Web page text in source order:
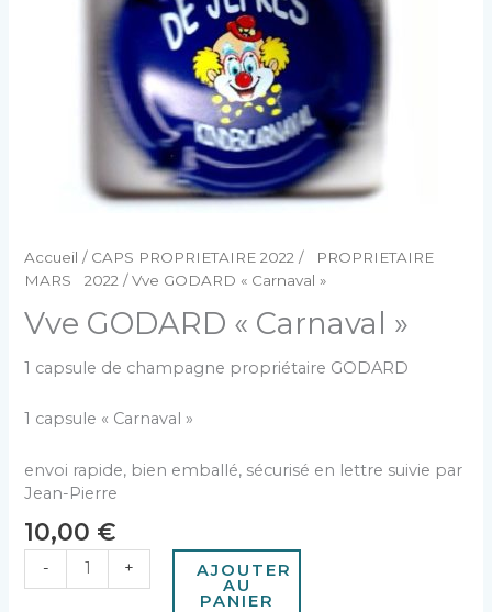
Accueil / CAPS PROPRIETAIRE 2022 /
PROPRIETAIRE
MARS 2022 / Vve GODARD « Carnaval »
Vve GODARD « Carnaval »
1 capsule de champagne propriétaire GODARD
1 capsule « Carnaval »
envoi rapide, bien emballé, sécurisé en lettre suivie par
Jean-Pierre
10,00 €
- + AJOUTER
AU
PANIER